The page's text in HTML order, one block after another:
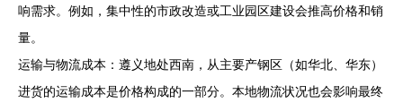
响需求。例如，集中性的市政改造或工业园区建设会推高价格和销
量。
运输与物流成本：遵义地处西南，从主要产钢区（如华北、华东）
进货的运输成本是价格构成的一部分。本地物流状况也会影响最终